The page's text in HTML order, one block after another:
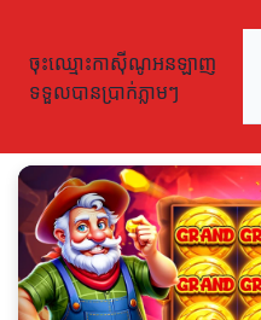
ចុះឈ្មោះកាស៊ីណូអនឡាញ
ទទួលបានប្រាក់ភ្លាមៗ